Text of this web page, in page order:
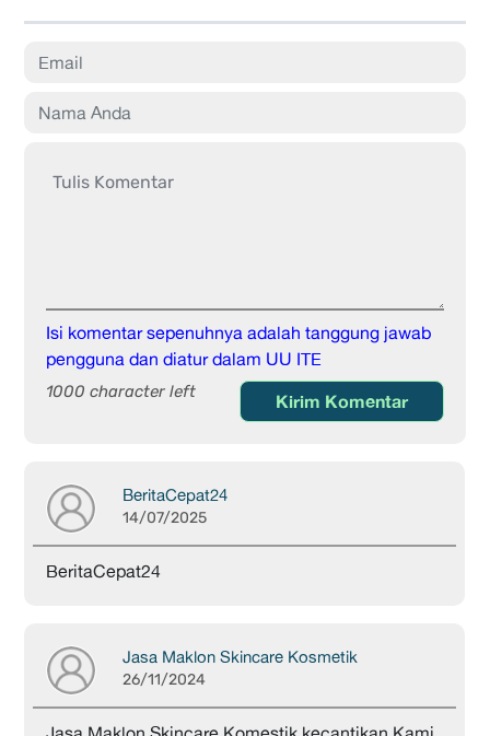
Isi komentar sepenuhnya adalah tanggung jawab
pengguna dan diatur dalam UU ITE
1000 character left Kirim Komentar
BeritaCepat24
14/07/2025
BeritaCepat24
Jasa Maklon Skincare Kosmetik
26/11/2024